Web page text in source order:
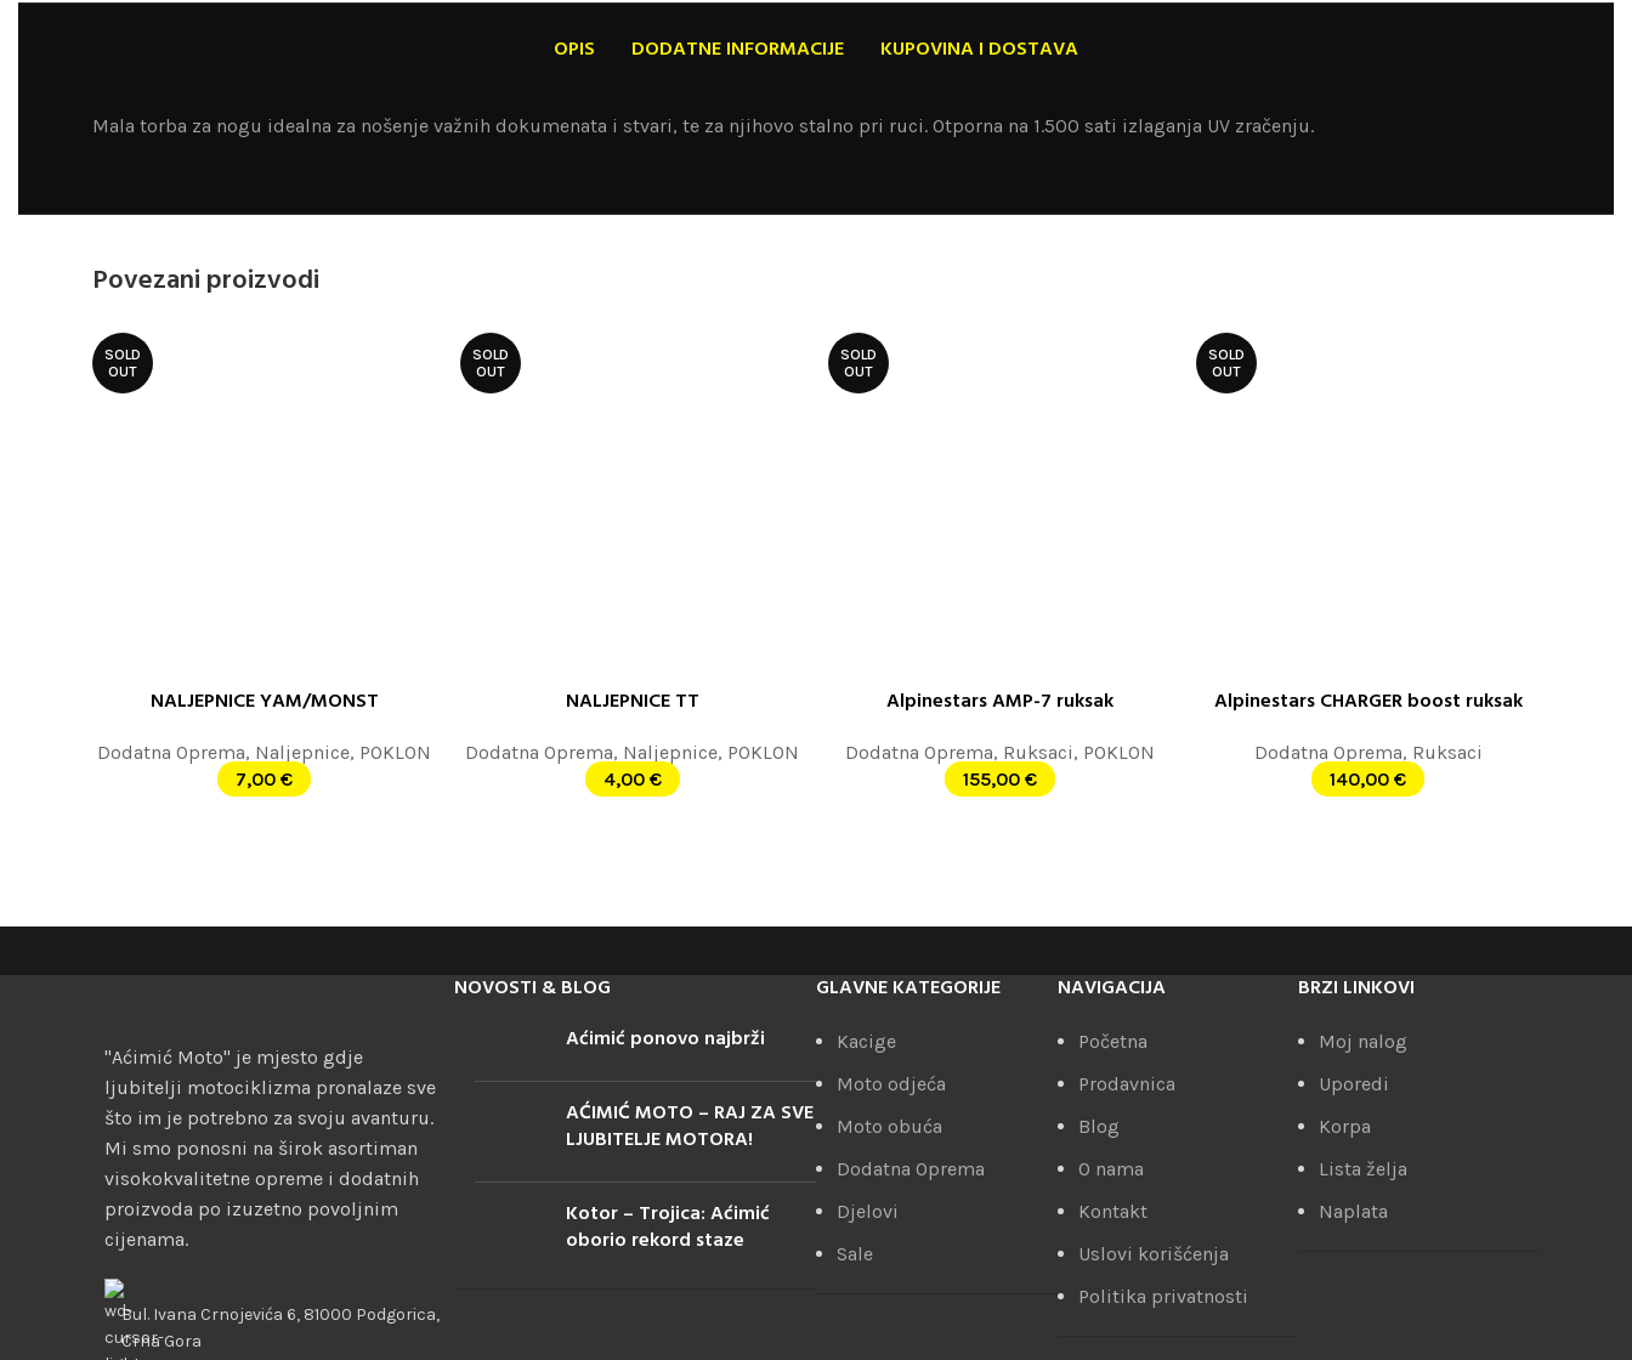
OPIS DODATNE INFORMACIJE KUPOVINA I DOSTAVA
Mala torba za nogu idealna za nošenje važnih dokumenata i stvari, te za njihovo stalno pri ruci. Otporna na 1.500 sati izlaganja UV zračenju.
Povezani proizvodi
SOLD
OUT
PROČITAJTE JOŠ
NALJEPNICE YAM/MONST
Dodatna Oprema, Naljepnice, POKLON
7,00 €
SOLD
OUT
PROČITAJTE JOŠNALJEPNICE TT
Dodatna Oprema, Naljepnice, POKLON
4,00 €
SOLD
OUT
PROČITAJTE JOŠ
Alpinestars AMP-7 ruksak
Dodatna Oprema, Ruksaci, POKLON
155,00 €
SOLD
OUT
PROČITAJTE JOŠ
Alpinestars CHARGER boost ruksak
Dodatna Oprema, Ruksaci
140,00 €
"Aćimić Moto" je mjesto gdje
ljubitelji motociklizma pronalaze sve
što im je potrebno za svoju avanturu.
Mi smo ponosni na širok asortiman
visokokvalitetne opreme i dodatnih
proizvoda po izuzetno povoljnim
cijenama.
Bul. Ivana Crnojevića 6, 81000 Podgorica,
Crna Gora
NOVOSTI & BLOG
Aćimić ponovo najbrži
AĆIMIĆ MOTO – RAJ ZA SVE
LJUBITELJE MOTORA!
Kotor – Trojica: Aćimić
oborio rekord staze
GLAVNE KATEGORIJE
Kacige
Moto odjeća
Moto obuća
Dodatna Oprema
Djelovi
Sale
NAVIGACIJA
Početna
Prodavnica
Blog
O nama
Kontakt
Uslovi korišćenja
Politika privatnosti
BRZI LINKOVI
Moj nalog
Uporedi
Korpa
Lista želja
Naplata